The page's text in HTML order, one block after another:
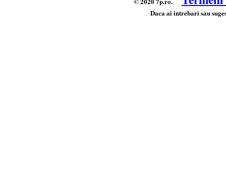
Daca ai intrebari sau